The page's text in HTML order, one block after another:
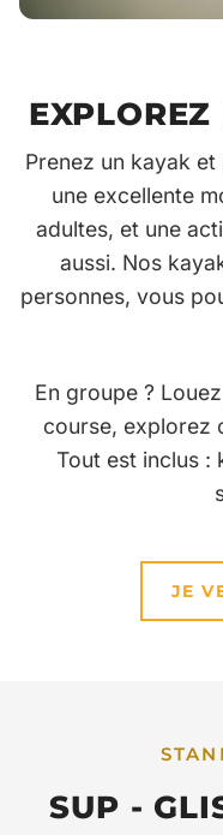
Prenez un kayak
une excellente
adultes, et une
aussi. Nos
personnes, vous
En groupe ?
course, explorez
Tout est inclus :
JE
SUP -